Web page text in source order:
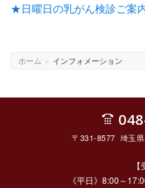
★日曜日の乳がん検診ご案
ホーム » インフォメーション
〒331-8577 埼玉
《平日》8:00～